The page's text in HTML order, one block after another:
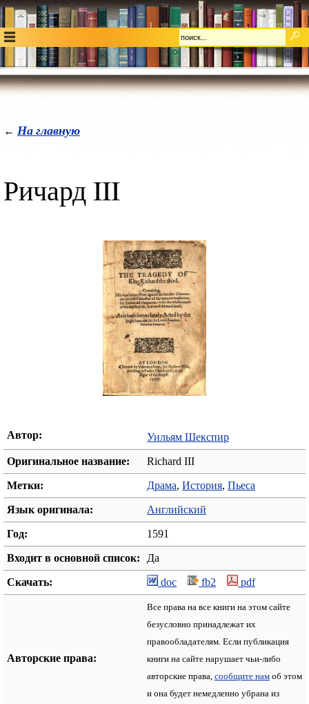
← На главную
Ричард III
Автор: Уильям Шекспир
Оригинальное название: Richard III
Метки: Драма, История, Пьеса
Язык оригинала: Английский
Год: 1591
Входит в основной список: Да
Скачать: doc fb2 pdf
Авторские права:
Все права на все книги на этом сайте
безусловно принадлежат их
правообладателям. Если публикация
книги на сайте нарушает чьи-либо
авторские права, сообщите нам об этом
и она будет немедленно убрана из